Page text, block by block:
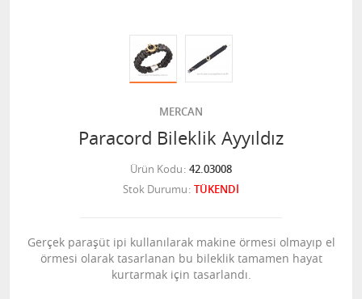
MERCAN
Paracord Bileklik Ayyıldız
Ürün Kodu 42.03008
Stok Durumu TÜKENDİ
Gerçek paraşüt ipi kullanılarak makine örmesi olmayıp el
örmesi olarak tasarlanan bu bileklik tamamen hayat
kurtarmak için tasarlandı.